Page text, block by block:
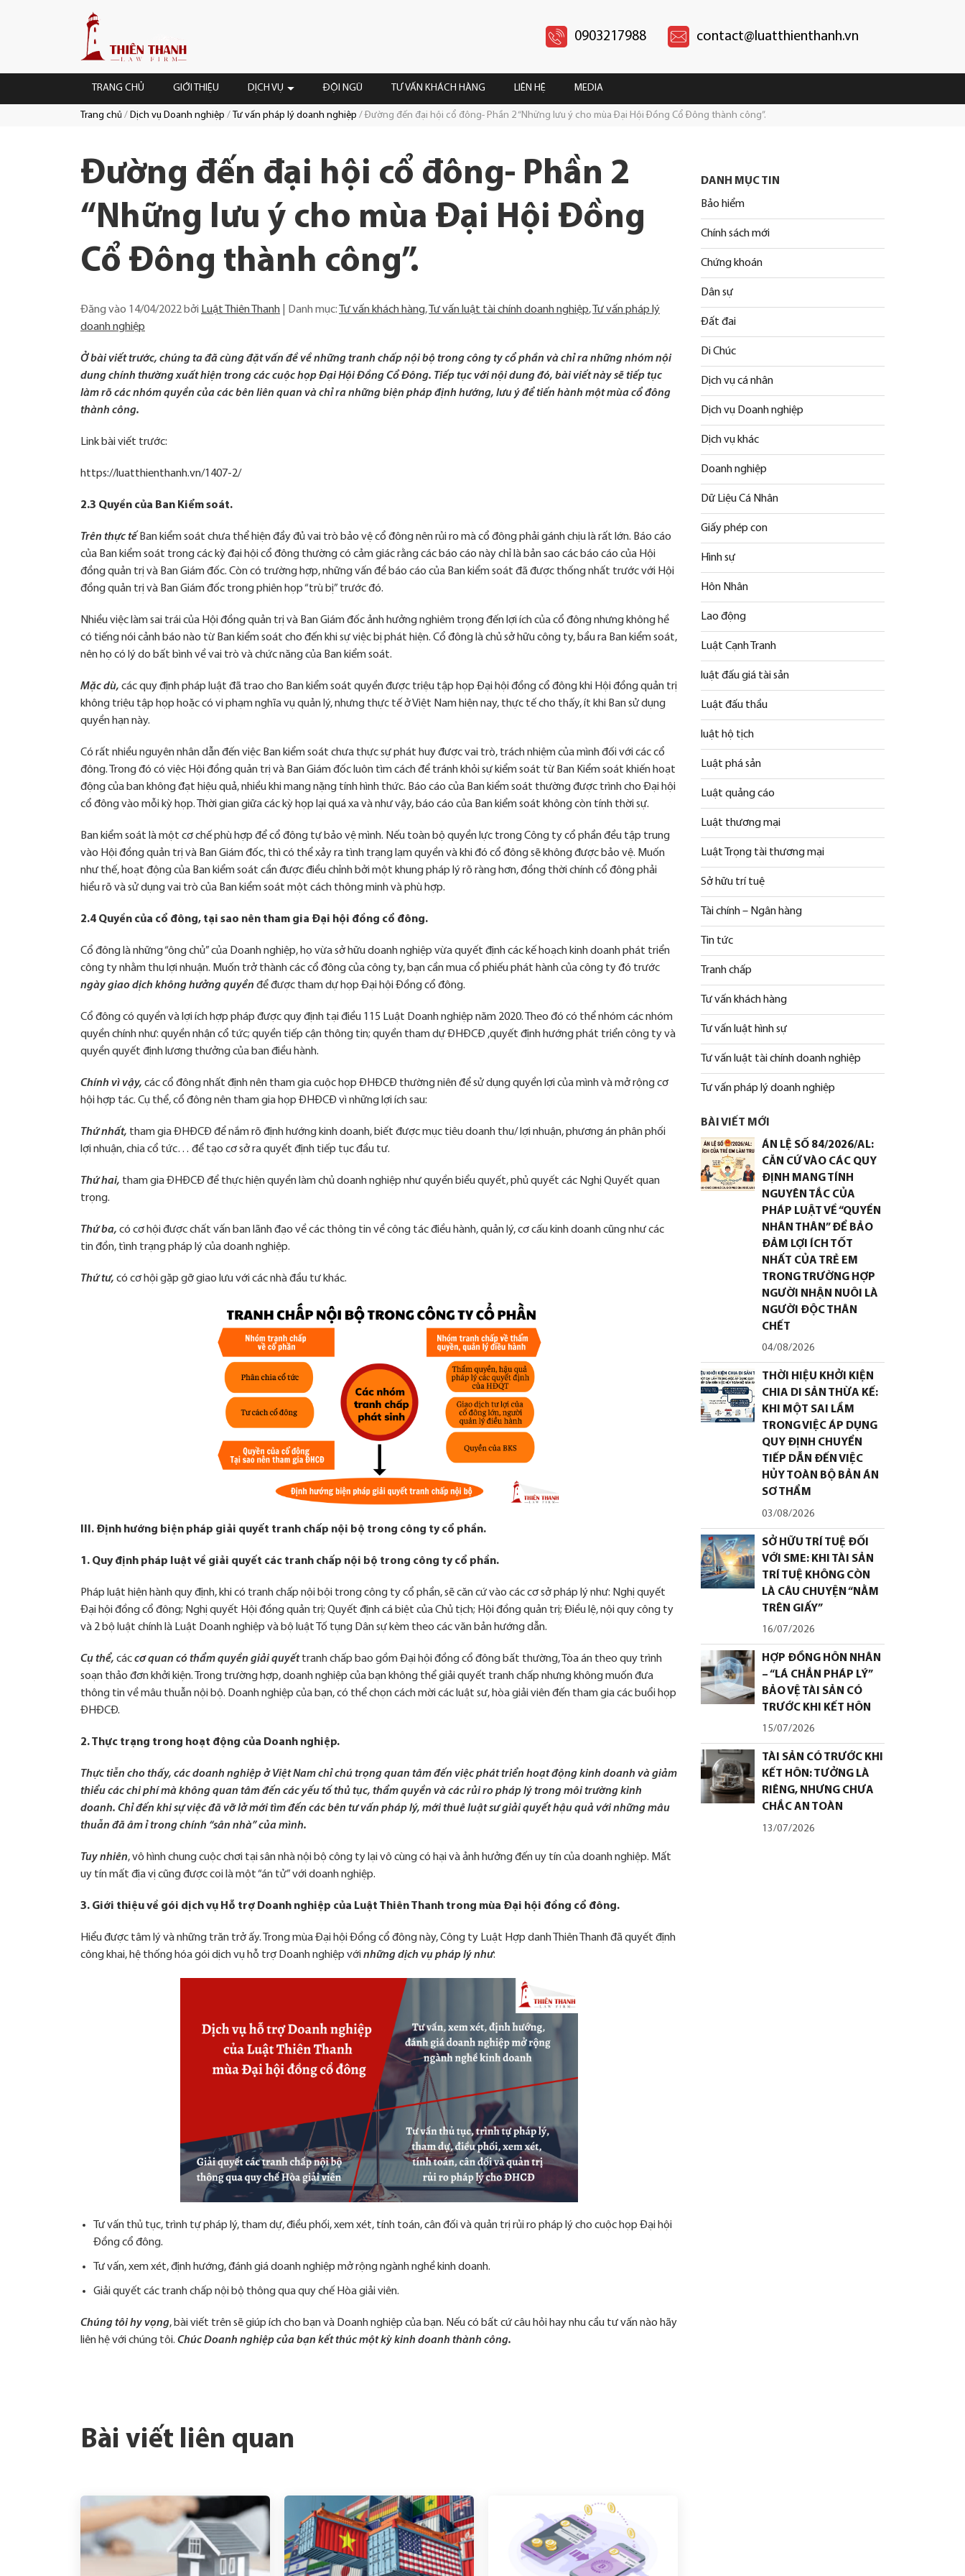
Trang
chủ
0903217988 contact@luatthienthanh.vn
TRANG CHỦ GIỚI THIỆU DỊCH VỤ ĐỘI NGŨ TƯ VẤN KHÁCH HÀNG LIÊN HỆ MEDIA
Duyệt:
Trang chủ Dịch vụ Doanh nghiệp Tư vấn pháp lý doanh nghiệp Đường đến đại hội cổ đông- Phần 2 “Những lưu ý cho mùa Đại Hội Đồng Cổ Đông thành công”.
Đường đến đại hội cổ đông- Phần 2
“Những lưu ý cho mùa Đại Hội Đồng
Cổ Đông thành công”.
Đăng vào 14/04/2022 bởi Luật Thiên Thanh Danh mục: Tư vấn khách hàng, Tư vấn luật tài chính doanh nghiệp, Tư vấn pháp lý
doanh nghiệp
Ở bài viết trước, chúng ta đã cùng đặt vấn đề về những tranh chấp nội bộ trong công ty cổ phần và chỉ ra những nhóm nội
dung chính thường xuất hiện trong các cuộc họp Đại Hội Đồng Cổ Đông. Tiếp tục với nội dung đó, bài viết này sẽ tiếp tục
làm rõ các nhóm quyền của các bên liên quan và chỉ ra những biện pháp định hướng, lưu ý để tiến hành một mùa cổ đông
thành công.
Link bài viết trước:
https://luatthienthanh.vn/1407-2/
2.3 Quyền của Ban Kiểm soát.
Trên thực tế Ban kiểm soát chưa thể hiện đầy đủ vai trò bảo vệ cổ đông nên rủi ro mà cổ đông phải gánh chịu là rất lớn. Báo cáo
của Ban kiểm soát trong các kỳ đại hội cổ đông thường có cảm giác rằng các báo cáo này chỉ là bản sao các báo cáo của Hội
đồng quản trị và Ban Giám đốc. Còn có trường hợp, những vấn đề báo cáo của Ban kiểm soát đã được thống nhất trước với Hội
đồng quản trị và Ban Giám đốc trong phiên họp “trù bị” trước đó.
Nhiều việc làm sai trái của Hội đồng quản trị và Ban Giám đốc ảnh hưởng nghiêm trọng đến lợi ích của cổ đông nhưng không hề
có tiếng nói cảnh báo nào từ Ban kiểm soát cho đến khi sự việc bị phát hiện. Cổ đông là chủ sở hữu công ty, bầu ra Ban kiểm soát,
nên họ có lý do bất bình về vai trò và chức năng của Ban kiểm soát.
Mặc dù, các quy định pháp luật đã trao cho Ban kiểm soát quyền được triệu tập họp Đại hội đồng cổ đông khi Hội đồng quản trị
không triệu tập họp hoặc có vi phạm nghĩa vụ quản lý, nhưng thực tế ở Việt Nam hiện nay, thực tế cho thấy, ít khi Ban sử dụng
quyền hạn này.
Có rất nhiều nguyên nhân dẫn đến việc Ban kiểm soát chưa thực sự phát huy được vai trò, trách nhiệm của mình đối với các cổ
đông. Trong đó có việc Hội đồng quản trị và Ban Giám đốc luôn tìm cách để tránh khỏi sự kiểm soát từ Ban Kiểm soát khiến hoạt
động của ban không đạt hiệu quả, nhiều khi mang nặng tính hình thức. Báo cáo của Ban kiểm soát thường được trình cho Đại hội
cổ đông vào mỗi kỳ họp. Thời gian giữa các kỳ họp lại quá xa và như vậy, báo cáo của Ban kiểm soát không còn tính thời sự.
Ban kiểm soát là một cơ chế phù hợp để cổ đông tự bảo vệ mình. Nếu toàn bộ quyền lực trong Công ty cổ phần đều tập trung
vào Hội đồng quản trị và Ban Giám đốc, thì có thể xảy ra tình trạng lạm quyền và khi đó cổ đông sẽ không được bảo vệ. Muốn
như thế, hoạt động của Ban kiểm soát cần được điều chỉnh bởi một khung pháp lý rõ ràng hơn, đồng thời chính cổ đông phải
hiểu rõ và sử dụng vai trò của Ban kiểm soát một cách thông minh và phù hợp.
2.4 Quyền của cổ đông, tại sao nên tham gia Đại hội đồng cổ đông.
Cổ đông là những “ông chủ” của Doanh nghiệp, họ vừa sở hữu doanh nghiệp vừa quyết định các kế hoạch kinh doanh phát triển
công ty nhằm thu lợi nhuận. Muốn trở thành các cổ đông của công ty, bạn cần mua cổ phiếu phát hành của công ty đó trước
ngày giao dịch không hưởng quyền để được tham dự họp Đại hội Đồng cổ đông.
Cổ đông có quyền và lợi ích hợp pháp được quy định tại điều 115 Luật Doanh nghiệp năm 2020. Theo đó có thể nhóm các nhóm
quyền chính như: quyền nhận cổ tức; quyền tiếp cận thông tin; quyền tham dự ĐHĐCĐ ,quyết định hướng phát triển công ty và
quyền quyết định lương thưởng của ban điều hành.
Chính vì vậy, các cổ đông nhất định nên tham gia cuộc họp ĐHĐCĐ thường niên để sử dụng quyền lợi của mình và mở rộng cơ
hội hợp tác. Cụ thể, cổ đông nên tham gia họp ĐHĐCĐ vì những lợi ích sau:
Thứ nhất, tham gia ĐHĐCĐ để nắm rõ định hướng kinh doanh, biết được mục tiêu doanh thu/ lợi nhuận, phương án phân phối
lợi nhuận, chia cổ tức… để tạo cơ sở ra quyết định tiếp tục đầu tư.
Thứ hai, tham gia ĐHĐCĐ để thực hiện quyền làm chủ doanh nghiệp như quyền biểu quyết, phủ quyết các Nghị Quyết quan
trọng.
Thứ ba, có cơ hội được chất vấn ban lãnh đạo về các thông tin về công tác điều hành, quản lý, cơ cấu kinh doanh cũng như các
tin đồn, tình trạng pháp lý của doanh nghiệp.
Thứ tư, có cơ hội gặp gỡ giao lưu với các nhà đầu tư khác.
III. Định hướng biện pháp giải quyết tranh chấp nội bộ trong công ty cổ phần.
1. Quy định pháp luật về giải quyết các tranh chấp nội bộ trong công ty cổ phần.
Pháp luật hiện hành quy định, khi có tranh chấp nội bội trong công ty cổ phần, sẽ căn cứ vào các cơ sở pháp lý như: Nghị quyết
Đại hội đồng cổ đông; Nghị quyết Hội đồng quản trị; Quyết định cá biệt của Chủ tịch; Hội đồng quản trị; Điều lệ, nội quy công ty
và 2 bộ luật chính là Luật Doanh nghiệp và bộ luật Tố tụng Dân sự kèm theo các văn bản hướng dẫn.
Cụ thể, cáccơ quan có thẩm quyền giải quyếttranh chấp bao gồm Đại hội đồng cổ đông bất thường, Tòa án theo quy trình
soạn thảo đơn khởi kiện. Trong trường hợp, doanh nghiệp của bạn không thể giải quyết tranh chấp nhưng không muốn đưa
thông tin về mâu thuẫn nội bộ. Doanh nghiệp của bạn, có thể chọn cách mời các luật sư, hòa giải viên đến tham gia các buổi họp
ĐHĐCĐ.
2. Thực trạng trong hoạt động của Doanh nghiệp.
Thực tiễn cho thấy, các doanh nghiệp ở Việt Nam chỉ chú trọng quan tâm đến việc phát triển hoạt động kinh doanh và giảm
thiểu các chi phí mà không quan tâm đến các yếu tố thủ tục, thẩm quyền và các rủi ro pháp lý trong môi trường kinh
doanh. Chỉ đến khi sự việc đã vỡ lở mới tìm đến các bên tư vấn pháp lý, mới thuê luật sư giải quyết hậu quả với những mâu
thuẫn đã âm ỉ trong chính “sân nhà” của mình.
Tuy nhiên, vô hình chung cuộc chơi tại sân nhà nội bộ công ty lại vô cùng có hại và ảnh hưởng đến uy tín của doanh nghiệp. Mất
uy tín mất địa vị cũng được coi là một “án tử” với doanh nghiệp.
3. Giới thiệu về gói dịch vụ Hỗ trợ Doanh nghiệp của Luật Thiên Thanh trong mùa Đại hội đồng cổ đông.
Hiểu được tâm lý và những trăn trở ấy. Trong mùa Đại hội Đồng cổ đông này, Công ty Luật Hợp danh Thiên Thanh đã quyết định
công khai, hệ thống hóa gói dịch vụ hỗ trợ Doanh nghiệp vớinhững dịch vụ pháp lý như:
Tư vấn thủ tục, trình tự pháp lý, tham dự, điều phối, xem xét, tính toán, cân đối và quản trị rủi ro pháp lý cho cuộc họp Đại hội
Đồng cổ đông.
Tư vấn, xem xét, định hướng, đánh giá doanh nghiệp mở rộng ngành nghề kinh doanh.
Giải quyết các tranh chấp nội bộ thông qua quy chế Hòa giải viên.
Chúng tôi hy vọng, bài viết trên sẽ giúp ích cho bạn và Doanh nghiệp của bạn. Nếu có bất cứ câu hỏi hay nhu cầu tư vấn nào hãy
liên hệ với chúng tôi. Chúc Doanh nghiệp của bạn kết thúc một kỳ kinh doanh thành công.
Bài viết liên quan
DANH MỤC TIN
Bảo hiểm
Chính sách mới
Chứng khoán
Dân sự
Đất đai
Di Chúc
Dịch vụ cá nhân
Dịch vụ Doanh nghiệp
Dịch vụ khác
Doanh nghiệp
Dữ Liệu Cá Nhân
Giấy phép con
Hình sự
Hôn Nhân
Lao động
Luật Cạnh Tranh
luật đấu giá tài sản
Luật đấu thầu
luật hộ tịch
Luật phá sản
Luật quảng cáo
Luật thương mại
Luật Trọng tài thương mại
Sở hữu trí tuệ
Tài chính – Ngân hàng
Tin tức
Tranh chấp
Tư vấn khách hàng
Tư vấn luật hình sự
Tư vấn luật tài chính doanh nghiệp
Tư vấn pháp lý doanh nghiệp
BÀI VIẾT MỚI
ÁN LỆ SỐ 84/2026/AL:
CĂN CỨ VÀO CÁC QUY
ĐỊNH MANG TÍNH
NGUYÊN TẮC CỦA
PHÁP LUẬT VỀ “QUYỀN
NHÂN THÂN” ĐỂ BẢO
ĐẢM LỢI ÍCH TỐT
NHẤT CỦA TRẺ EM
TRONG TRƯỜNG HỢP
NGƯỜI NHẬN NUÔI LÀ
NGƯỜI ĐỘC THÂN
CHẾT
04/08/2026
THỜI HIỆU KHỞI KIỆN
CHIA DI SẢN THỪA KẾ:
KHI MỘT SAI LẦM
TRONG VIỆC ÁP DỤNG
QUY ĐỊNH CHUYỂN
TIẾP DẪN ĐẾN VIỆC
HỦY TOÀN BỘ BẢN ÁN
SƠ THẨM
03/08/2026
SỞ HỮU TRÍ TUỆ ĐỐI
VỚI SME: KHI TÀI SẢN
TRÍ TUỆ KHÔNG CÒN
LÀ CÂU CHUYỆN “NẰM
TRÊN GIẤY”
16/07/2026
HỢP ĐỒNG HÔN NHÂN
– “LÁ CHẮN PHÁP LÝ”
BẢO VỆ TÀI SẢN CÓ
TRƯỚC KHI KẾT HÔN
15/07/2026
TÀI SẢN CÓ TRƯỚC KHI
KẾT HÔN: TƯỞNG LÀ
RIÊNG, NHƯNG CHƯA
CHẮC AN TOÀN
13/07/2026